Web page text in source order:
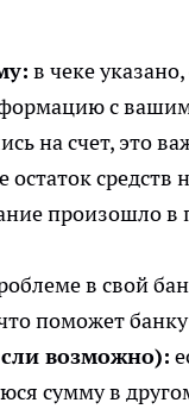
в чеке
с
на счет, это
остаток средств
произошло
в свой
поможет
возможно):
сумму в